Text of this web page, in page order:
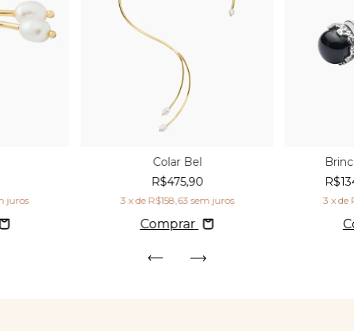
juros
Colar Bel
R$475,90
3 x de R$158,63 sem juros
Comprar
3 x de